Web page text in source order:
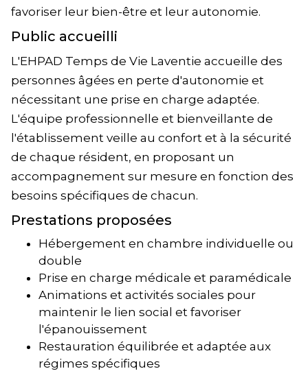
favoriser leur bien-être et leur autonomie.
Public accueilli
L'EHPAD Temps de Vie Laventie accueille des
personnes âgées en perte d'autonomie et
nécessitant une prise en charge adaptée.
L'équipe professionnelle et bienveillante de
l'établissement veille au confort et à la sécurité
de chaque résident, en proposant un
accompagnement sur mesure en fonction des
besoins spécifiques de chacun.
Prestations proposées
Hébergement en chambre individuelle ou
double
Prise en charge médicale et paramédicale
Animations et activités sociales pour
maintenir le lien social et favoriser
l'épanouissement
Restauration équilibrée et adaptée aux
régimes spécifiques